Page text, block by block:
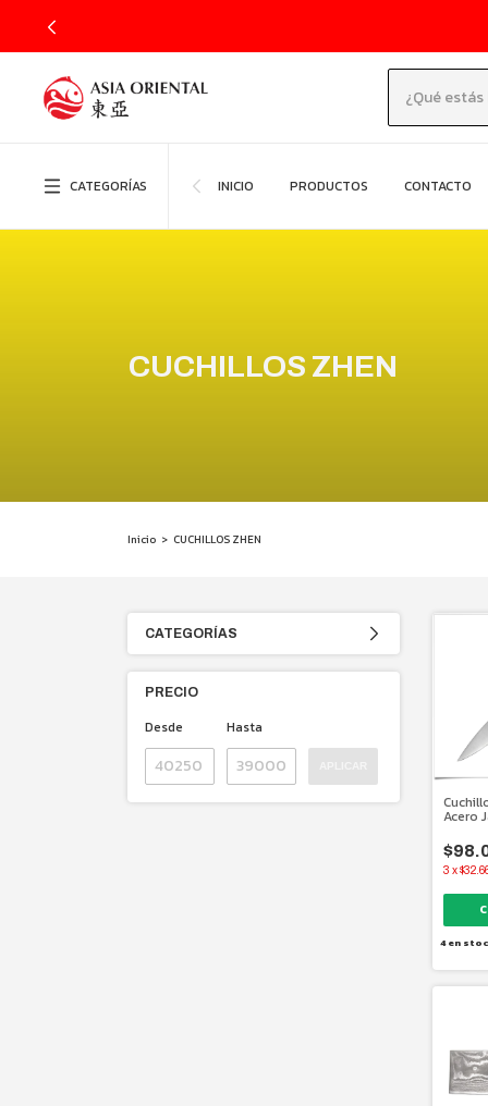
CATEGORÍAS INICIO PRODUCTOS CONTACTO
CUCHILLOS ZHEN
Inicio > CUCHILLOS ZHEN
CATEGORÍAS
PRECIO
Desde Hasta
Acero
3 x
4en